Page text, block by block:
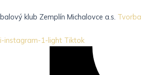
klub Zemplín Michalovce a.s. Tvorba
instagram-1-light Tiktok